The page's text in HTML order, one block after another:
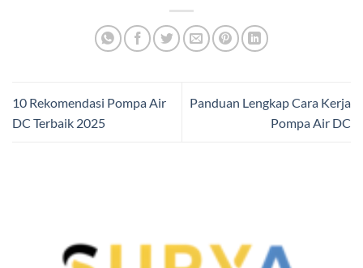
10 Rekomendasi Pompa Air
DC Terbaik 2025
Panduan Lengkap Cara Kerja
Pompa Air DC